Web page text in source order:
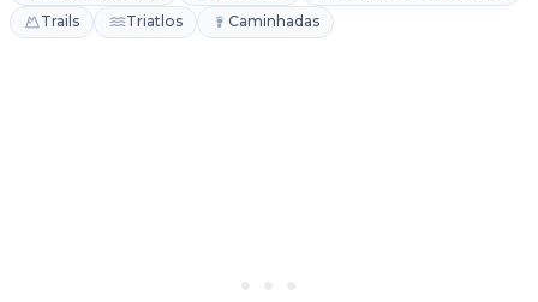
Trails
Triatlos Caminhadas